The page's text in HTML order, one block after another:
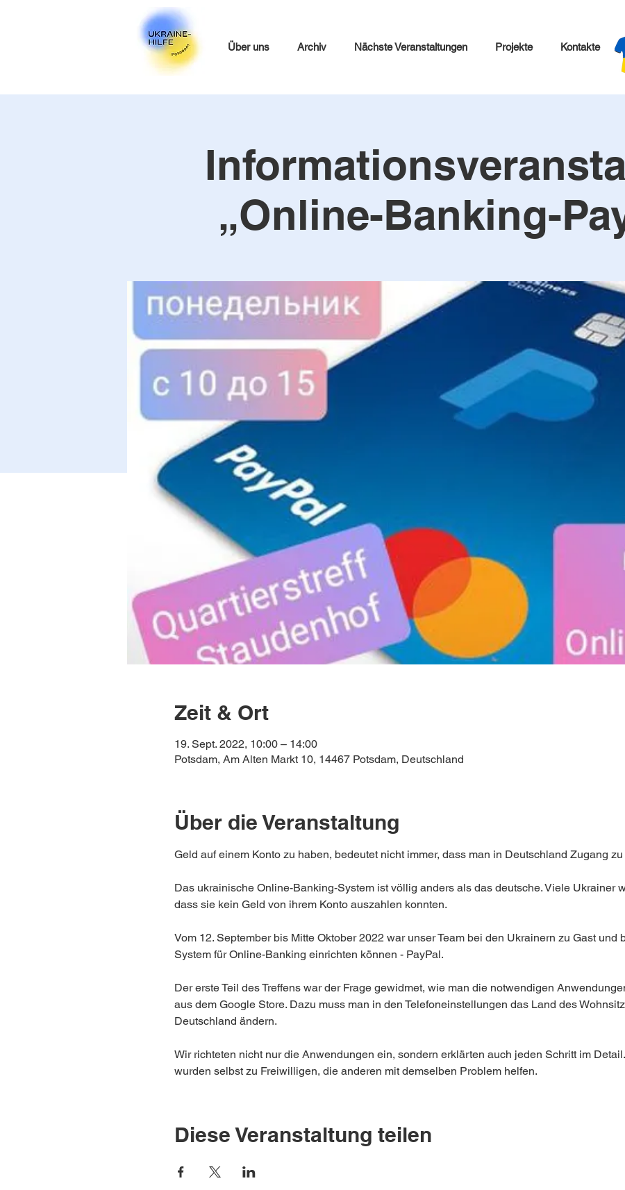
Über uns Archiv Nächste Veranstaltungen Projekte Kontakte
„Online-Banking-
Zeit & Ort
19. Sept. 2022, 10:00 – 14:00
Potsdam, Am Alten Markt 10, 14467 Potsdam, Deutschland
Über die Veranstaltung
Geld auf einem Konto zu haben, bedeutet nicht immer, dass man in Deutschland Zugang zu
Das ukrainische Online-Banking-System ist völlig anders als das deutsche. Viele Ukrainer
dass sie kein Geld von ihrem Konto auszahlen konnten.
Vom 12. September bis Mitte Oktober 2022 war unser Team bei den Ukrainern zu Gast und
System für Online-Banking einrichten können - PayPal.
Der erste Teil des Treffens war der Frage gewidmet, wie man die notwendigen
aus dem Google Store. Dazu muss man in den Telefoneinstellungen das Land des
Deutschland ändern.
Wir richteten nicht nur die Anwendungen ein, sondern erklärten auch jeden Schritt im
wurden selbst zu Freiwilligen, die anderen mit demselben Problem helfen.
Diese Veranstaltung teilen